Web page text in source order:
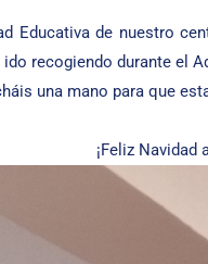
Educativa de nuestro
recogiendo durante el
una mano para que
¡Feliz Navidad